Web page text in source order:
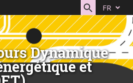
au
contenu
directs
FR
Dynamique
et